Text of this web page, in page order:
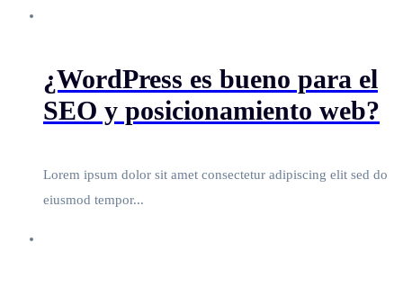
¿WordPress es bueno para el
SEO y posicionamiento web?
Lorem ipsum dolor sit amet consectetur adipiscing elit sed do
eiusmod tempor...